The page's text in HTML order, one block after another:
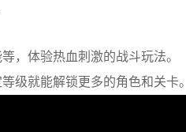
，体验热血刺激的战斗玩法。
级就能解锁更多的角色和关卡。